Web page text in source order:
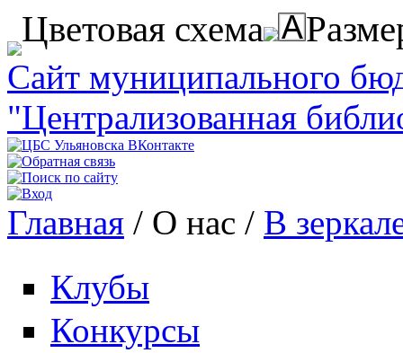
Перейти к основному содержанию
Цветовая схема
Сайт муниципального
"Централизованная
Вы здесь
Главная / О нас / В
Клубы
Конкурсы